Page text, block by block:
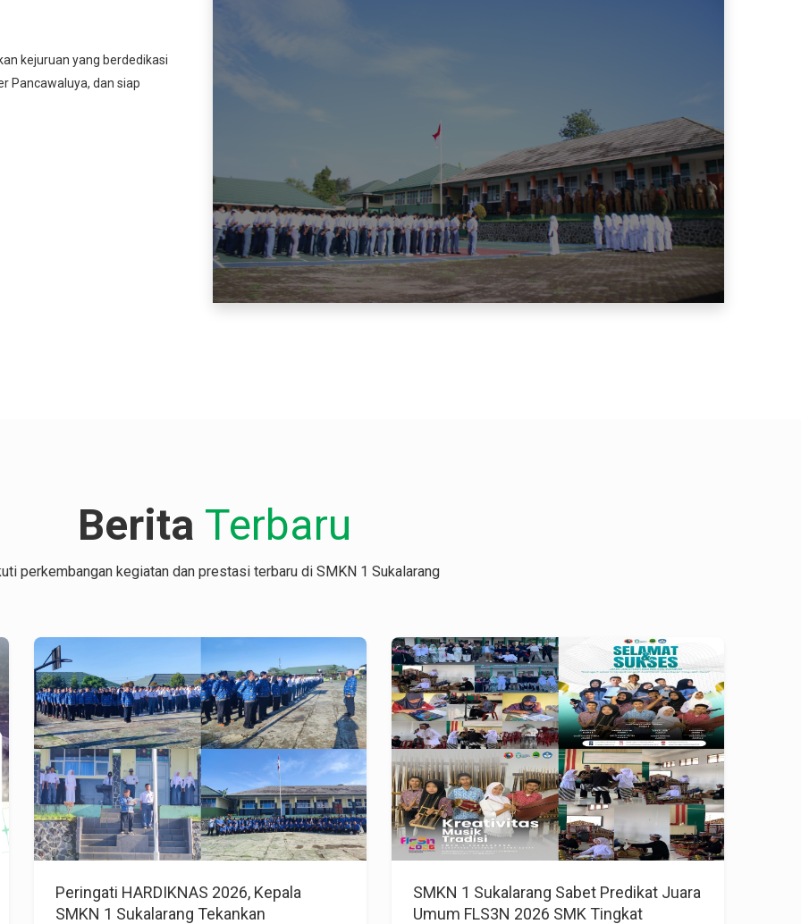
kejuruan yang berdedikasi
Pancawaluya, dan siap
Berita Terbaru
perkembangan kegiatan dan prestasi terbaru di SMKN 1 Sukalarang
Peringati HARDIKNAS 2026, Kepala
SMKN 1 Sukalarang Tekankan
SMKN 1 Sukalarang Sabet Predikat Juara
Umum FLS3N 2026 SMK Tingkat